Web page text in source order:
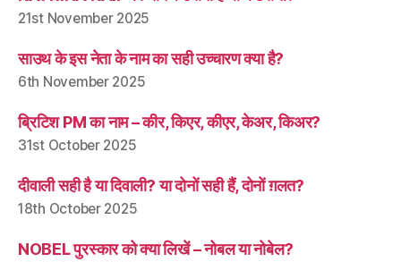
21st November 2025
साउथ के इस नेता के नाम का सही उच्चारण क्या है?
6th November 2025
ब्रिटिश PM का नाम – कीर, किएर, कीएर, केअर, किअर?
31st October 2025
दीवाली सही है या दिवाली? या दोनों सही हैं, दोनों ग़लत?
18th October 2025
NOBEL पुरस्कार को क्या लिखें – नोबल या नोबेल?